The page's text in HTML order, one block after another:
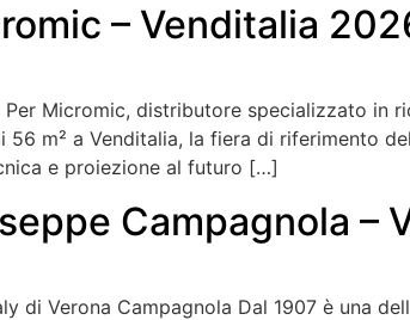
– Venditalia
Per Micromic, distributore specializzato
m² a Venditalia, la fiera di riferimento
e proiezione al futuro […]
Campagnola –
di Verona Campagnola Dal 1907 è una